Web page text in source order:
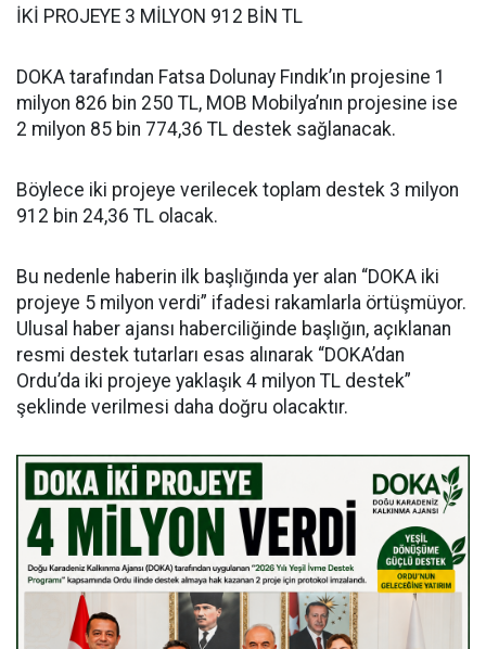
İKİ PROJEYE 3 MİLYON 912 BİN TL
DOKA tarafından Fatsa Dolunay Fındık’ın projesine 1
milyon 826 bin 250 TL, MOB Mobilya’nın projesine ise
2 milyon 85 bin 774,36 TL destek sağlanacak.
Böylece iki projeye verilecek toplam destek 3 milyon
912 bin 24,36 TL olacak.
Bu nedenle haberin ilk başlığında yer alan “DOKA iki
projeye 5 milyon verdi” ifadesi rakamlarla örtüşmüyor.
Ulusal haber ajansı haberciliğinde başlığın, açıklanan
resmi destek tutarları esas alınarak “DOKA’dan
Ordu’da iki projeye yaklaşık 4 milyon TL destek”
şeklinde verilmesi daha doğru olacaktır.